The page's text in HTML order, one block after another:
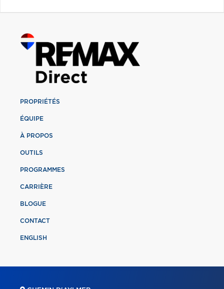
PROPRIÉTÉS
ÉQUIPE
À PROPOS
OUTILS
PROGRAMMES
CARRIÈRE
BLOGUE
CONTACT
ENGLISH